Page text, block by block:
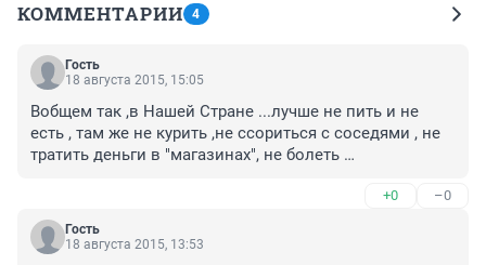
КОММЕНТАРИИ 4
Гость
18 августа 2015, 15:05
Вобщем так ,в Нашей Стране ...лучше не пить и не
есть , там же не курить ,не ссориться с соседями , не
тратить деньги в "магазинах", не болеть
пить,-давай;-а зачем,а денег больше будет, а зачем
нам столько много денег?
+0 –0
Гость
18 августа 2015, 13:53